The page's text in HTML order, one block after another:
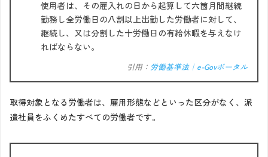
使用者は、その雇入れの日から起算して六箇月間継続
勤務し全労働日の八割以上出勤した労働者に対して、
継続し、又は分割した十労働日の有給休暇を与えなけ
ればならない。
引用： 労働基準法｜e-Govポータル
取得対象となる労働者は、雇用形態などといった区分がなく、派
遣社員をふくめたすべての労働者です。